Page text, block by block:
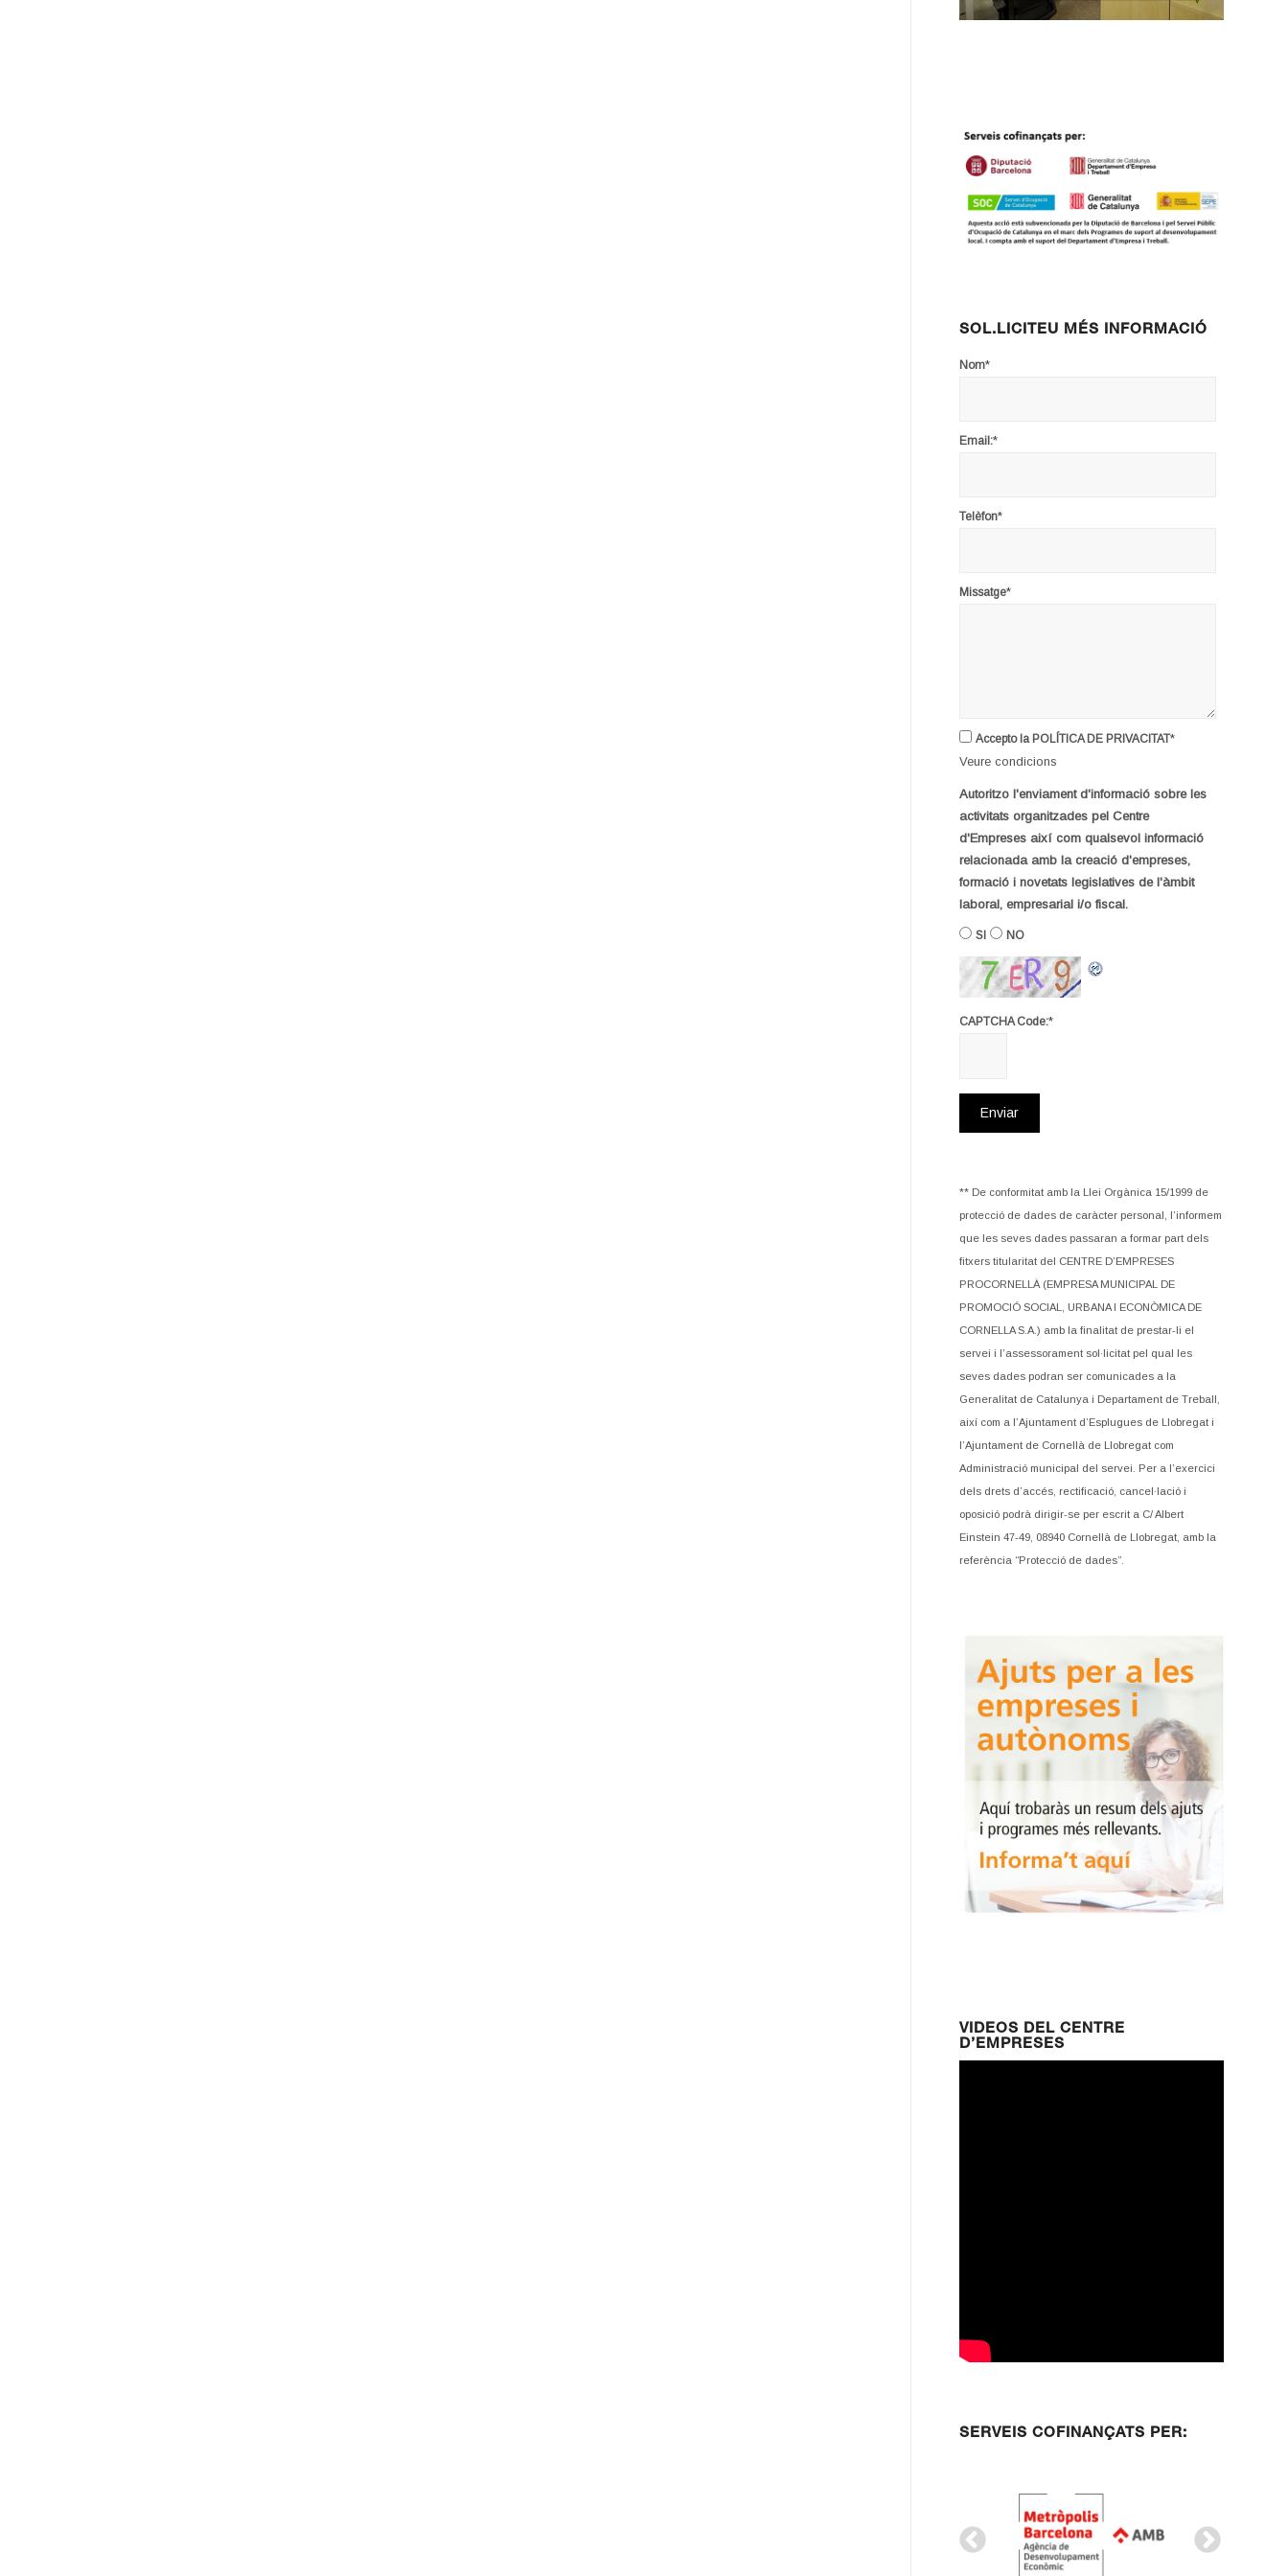
SOL.LICITEU MÉS INFORMACIÓ
Nom*
Email:*
Telèfon*
Missatge*
Accepto la POLÍTICA DE PRIVACITAT*
Veure condicions
Autoritzo l'enviament d'informació sobre les
activitats organitzades pel Centre
d'Empreses així com qualsevol informació
relacionada amb la creació d'empreses,
formació i novetats legislatives de l'àmbit
laboral, empresarial i/o fiscal.
SI NO
CAPTCHA Code:*
** De conformitat amb la Llei Orgànica 15/1999 de
protecció de dades de caràcter personal, l’informem
que les seves dades passaran a formar part dels
fitxers titularitat del CENTRE D’EMPRESES
PROCORNELLÀ (EMPRESA MUNICIPAL DE
PROMOCIÓ SOCIAL, URBANA I ECONÒMICA DE
CORNELLA S.A.) amb la finalitat de prestar-li el
servei i l’assessorament sol·licitat pel qual les
seves dades podran ser comunicades a la
Generalitat de Catalunya i Departament de Treball,
així com a l’Ajuntament d’Esplugues de Llobregat i
l’Ajuntament de Cornellà de Llobregat com
Administració municipal del servei. Per a l’exercici
dels drets d’accés, rectificació, cancel·lació i
oposició podrà dirigir-se per escrit a C/ Albert
Einstein 47-49, 08940 Cornellà de Llobregat, amb la
referència “Protecció de dades”.
VIDEOS DEL CENTRE
D’EMPRESES
SERVEIS COFINANÇATS PER: